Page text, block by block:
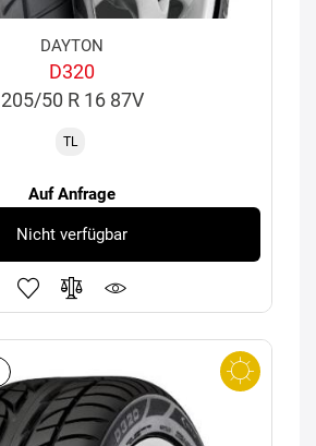
DAYTON
D320
205/50 R 16 87V
TL
Auf Anfrage
Nicht verfügbar